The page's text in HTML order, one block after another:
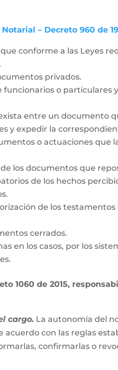
– Decreto 960 de
conforme a las Leyes
privados.
o particulares
entre un documento
y expedir la
o actuaciones que
los documentos que
de los hechos
de los
cerrados.
en los casos, por los
1060 de 2015,
cargo. La autonomía del
con las reglas
confirmarlas o